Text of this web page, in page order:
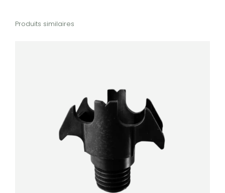
Produits similaires
DÉTAILS